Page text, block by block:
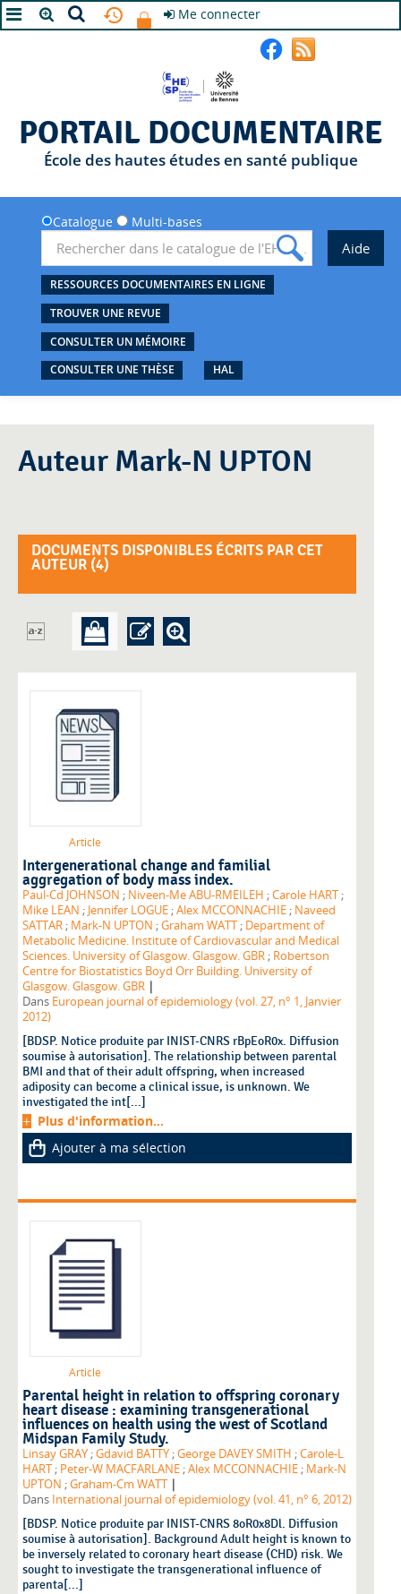
Me connecter
PORTAIL DOCUMENTAIRE
École des hautes études en santé publique
Catalogue Multi-bases
RESSOURCES DOCUMENTAIRES EN LIGNE
TROUVER UNE REVUE
CONSULTER UN MÉMOIRE
CONSULTER UNE THÈSE
HAL
Auteur Mark-N UPTON
DOCUMENTS DISPONIBLES ÉCRITS PAR CET
AUTEUR (4)
Article
Intergenerational change and familial
aggregation of body mass index.
Paul-Cd JOHNSON ; Niveen-Me ABU-RMEILEH ;Carole HART ;
Mike LEAN ; Jennifer LOGUE ;Alex MCCONNACHIE ; Naveed
SATTAR ; Mark-N UPTON ;Graham WATT ; Department of
Metabolic Medicine. Institute of Cardiovascular and Medical
Sciences. University of Glasgow. Glasgow. GBR ; Robertson
Centre for Biostatistics Boyd Orr Building. University of
Glasgow. Glasgow. GBR |
Dans European journal of epidemiology (vol. 27, n° 1, Janvier
2012)
[BDSP. Notice produite par INIST-CNRS rBpEoR0x. Diffusion
soumise à autorisation]. The relationship between parental
BMI and that of their adult offspring, when increased
adiposity can become a clinical issue, is unknown. We
investigated the int[...]
Plus d'information...
Ajouter à ma sélection
Article
Parental height in relation to offspring coronary
heart disease : examining transgenerational
influences on health using the west of Scotland
Midspan Family Study.
Linsay GRAY ;Gdavid BATTY ;George DAVEY SMITH ;Carole-L
HART ; Peter-W MACFARLANE ;Alex MCCONNACHIE ; Mark-N
UPTON ;Graham-Cm WATT |
Dans International journal of epidemiology (vol. 41, n° 6, 2012)
[BDSP. Notice produite par INIST-CNRS 8oR0x8Dl. Diffusion
soumise à autorisation]. Background Adult height is known to
be inversely related to coronary heart disease (CHD) risk. We
sought to investigate the transgenerational influence of
parenta[...]